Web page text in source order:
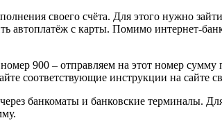
своего счёта. Для этого нужно
автоплатёж с карты. Помимо интернет-
900 – отправляем на этот номер
соответствующие инструкции на сайте
банкоматы и банковские терминалы.